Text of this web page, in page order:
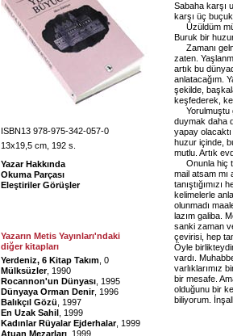
ISBN13 978-975-342-057-0
13x19,5 cm, 192 s.
Yazar Hakkında
Okuma Parçası
Eleştiriler Görüşler
Yazarın Metis Yayınları'ndaki
diğer kitapları
Yerdeniz, 6 Kitap Takım , 0
Mülksüzler, 1990
Rocannon'un Dünyası , 1995
Dünyaya Orman Denir, 1996
Balıkçıl Gözü , 1997
En Uzak Sahil , 1999
Kadınlar Rüyalar Ejderhalar, 1999
Atuan Mezarları , 1999
Sabaha karşı
karşı üç
Üzüldüm
Buruk bir
Zamanı
zaten.
artık bu
anlatacağım.
şekilde,
keşfederek,
Yorulmuştu
duymak daha
yapay olacaktı
huzur içinde,
mutlu. Artık
Onunla hiç
mail atsam
tanıştığımızı
kelimelerle
olunmadı
lazım galiba.
sanki zaman
çevirisi, hep
Öyle
vardı.
varlıklarımız
bir mesafe.
olduğunu bir
biliyorum.